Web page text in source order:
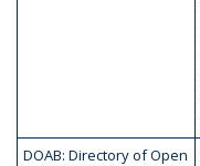
DOAB: Directory of Open